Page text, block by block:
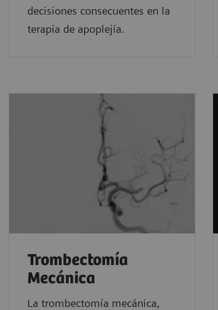
decisiones consecuentes en la
terapia de apoplejía.
Trombectomía
Mecánica
La trombectomía mecánica,